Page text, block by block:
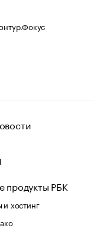
продукты РБК
хостинг